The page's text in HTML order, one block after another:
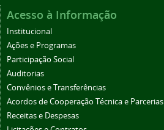
Acesso à Informação
Institucional
Ações e Programas
Participação Social
Auditorias
Convênios e Transferências
Acordos de Cooperação Técnica e Parcerias
Receitas e Despesas